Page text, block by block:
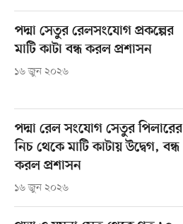
পদ্মা সেতুর রেলসংযোগ প্রকল্পের
মাটি কাটা বন্ধ করল প্রশাসন
১৬ জুন ২০২৬
পদ্মা রেল সংযোগ সেতুর পিলারের
নিচ থেকে মাটি কাটায় উদ্বেগ, বন্ধ
করল প্রশাসন
১৬ জুন ২০২৬